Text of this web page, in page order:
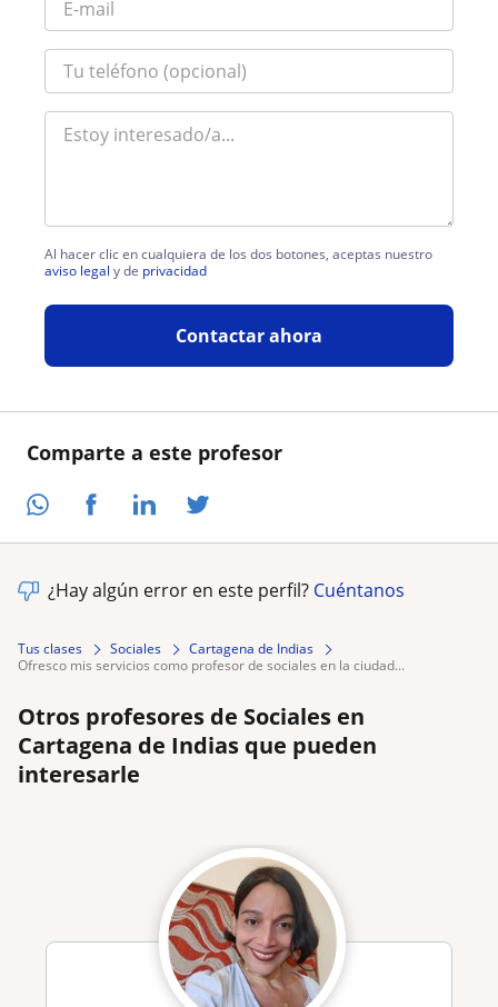
Comparte a este profesor
Al hacer clic en cualquiera de los dos botones, aceptas nuestro
aviso legal y de privacidad
Contactar ahora
¿Hay algún error en este perfil? Cuéntanos
Tus clases Sociales
Cartagena de Indias
ofresco mis servicios como profesor de sociales en la ciudad...
Otros profesores de Sociales en
Cartagena de Indias que pueden
interesarle